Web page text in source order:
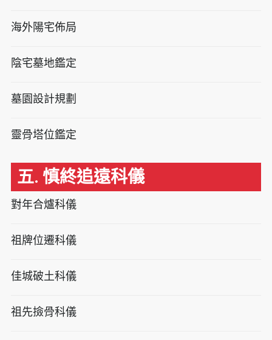
海外陽宅佈局
陰宅墓地鑑定
墓園設計規劃
靈骨塔位鑑定
五. 慎終追遠科儀
對年合爐科儀
祖牌位遷科儀
佳城破土科儀
祖先撿骨科儀